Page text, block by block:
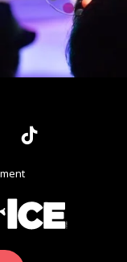
Tiktok